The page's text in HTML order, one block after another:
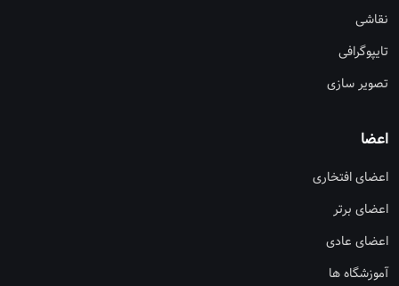
نقاشی
تایپوگرافی
تصویر سازی
اعضا
اعضای افتخاری
اعضای برتر
اعضای عادی
آموزشگاه ها